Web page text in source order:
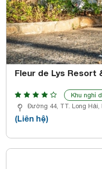
Fleur de Lys Resort
Khu nghỉ
Đường 44, TT. Long
(Liên hệ)